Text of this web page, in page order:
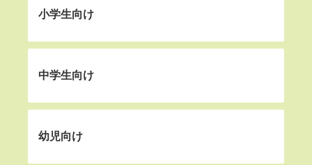
小学生向け
中学生向け
幼児向け